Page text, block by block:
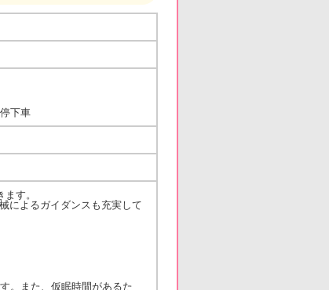
下車
す。
によるガイダンスも充実して
また、仮眠時間があるた